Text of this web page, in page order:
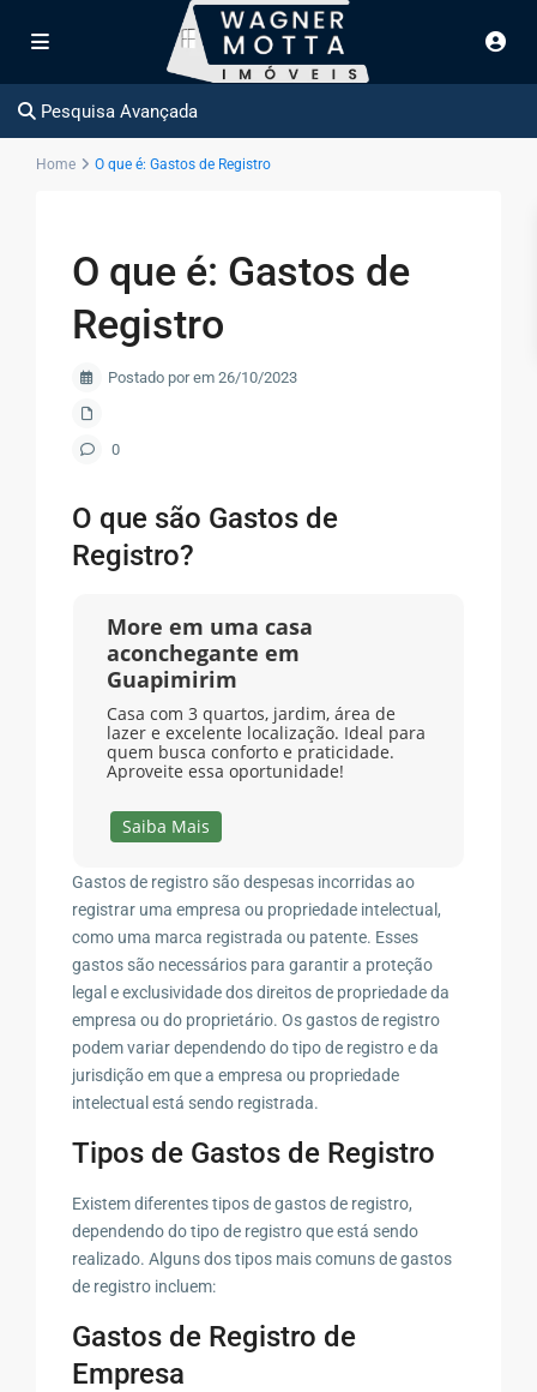
Pesquisa Avançada
Home O que é: Gastos de Registro
O que é: Gastos de
Registro
Postado por em 26/10/2023
0
O que são Gastos de
Registro?
More em uma casa
aconchegante em
Guapimirim
Casa com 3 quartos, jardim, área de
lazer e excelente localização. Ideal para
quem busca conforto e praticidade.
Aproveite essa oportunidade!
Saiba Mais
Gastos de registro são despesas incorridas ao
registrar uma empresa ou propriedade intelectual,
como uma marca registrada ou patente. Esses
gastos são necessários para garantir a proteção
legal e exclusividade dos direitos de propriedade da
empresa ou do proprietário. Os gastos de registro
podem variar dependendo do tipo de registro e da
jurisdição em que a empresa ou propriedade
intelectual está sendo registrada.
Tipos de Gastos de Registro
Existem diferentes tipos de gastos de registro,
dependendo do tipo de registro que está sendo
realizado. Alguns dos tipos mais comuns de gastos
de registro incluem:
Gastos de Registro de
Empresa